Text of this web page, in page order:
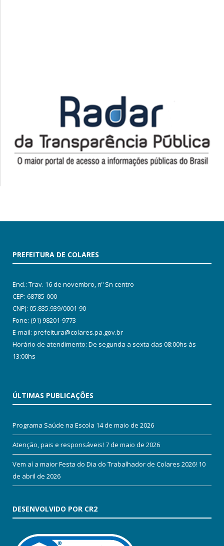
PREFEITURA DE COLARES
End.: Trav. 16 de novembro, nº Sn centro
CEP: 68785-000
CNPJ: 05.835.939/0001-90
Fone: (91) 98201-9773
E-mail: prefeitura@colares.pa.gov.br
Horário de atendimento: De segunda a sexta das 08:00hs às
13:00hs
ÚLTIMAS PUBLICAÇÕES
Programa Saúde na Escola 14 de maio de 2026
Atenção, pais e responsáveis! 7 de maio de 2026
Vem aí a maior Festa do Dia do Trabalhador de Colares 2026! 10
de abril de 2026
DESENVOLVIDO POR CR2